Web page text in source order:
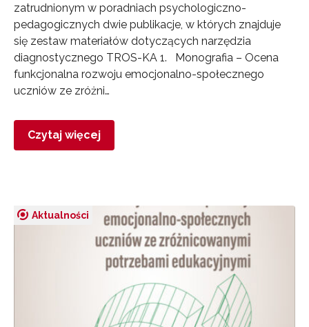
zatrudnionym w poradniach psychologiczno-
pedagogicznych dwie publikacje, w których znajduje
się zestaw materiałów dotyczących narzędzia
diagnostycznego TROS-KA 1. Monografia – Ocena
funkcjonalna rozwoju emocjonalno-społecznego
uczniów ze zróżni…
Czytaj więcej
Aktualności